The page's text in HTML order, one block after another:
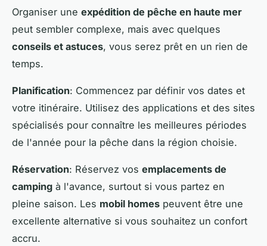
Organiser une expédition de pêche en haute mer
peut sembler complexe, mais avec quelques
conseils et astuces, vous serez prêt en un rien de
temps.
Planification: Commencez par définir vos dates et
votre itinéraire. Utilisez des applications et des sites
spécialisés pour connaître les meilleures périodes
de l'année pour la pêche dans la région choisie.
Réservation: Réservez vos emplacements de
camping à l'avance, surtout si vous partez en
pleine saison. Les mobil homes peuvent être une
excellente alternative si vous souhaitez un confort
accru.